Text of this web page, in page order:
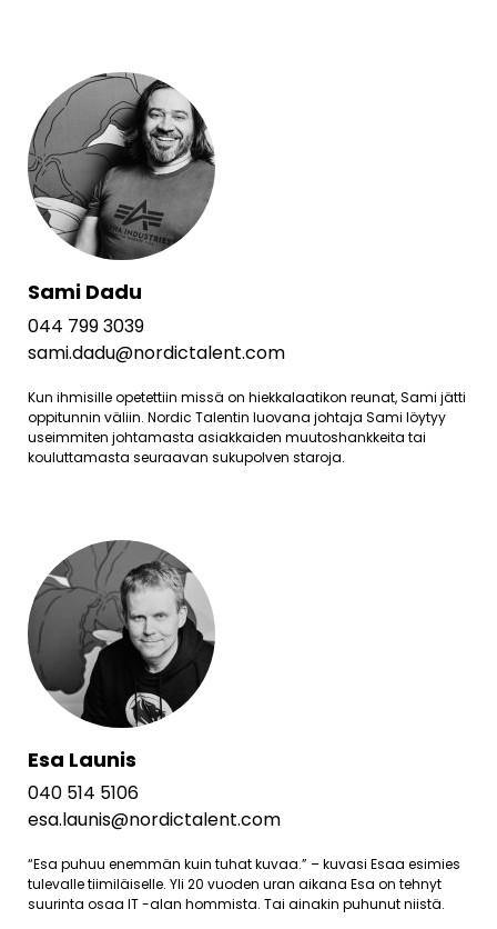
Sami Dadu
044 799 3039
sami.dadu@nordictalent.com
Kun ihmisille opetettiin missä on hiekkalaatikon reunat, Sami jätti
oppitunnin väliin. Nordic Talentin luovana johtaja Sami löytyy
useimmiten johtamasta asiakkaiden muutoshankkeita tai
kouluttamasta seuraavan sukupolven staroja.
Esa Launis
040 514 5106
esa.launis@nordictalent.com
“Esa puhuu enemmän kuin tuhat kuvaa.” – kuvasi Esaa esimies
tulevalle tiimiläiselle. Yli 20 vuoden uran aikana Esa on tehnyt
suurinta osaa IT -alan hommista. Tai ainakin puhunut niistä.